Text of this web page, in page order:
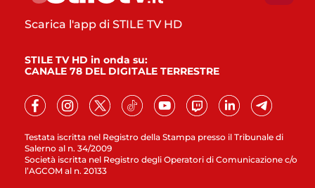
Testata iscritta nel Registro della Stampa presso il Tribunale di
Salerno al n. 34/2009
Società iscritta nel Registro degli Operatori di Comunicazione c/o
l’AGCOM al n. 20133
Scarica l'app di STILE TV HD
STILE TV HD in onda su:
CANALE 78 DEL DIGITALE TERRESTRE